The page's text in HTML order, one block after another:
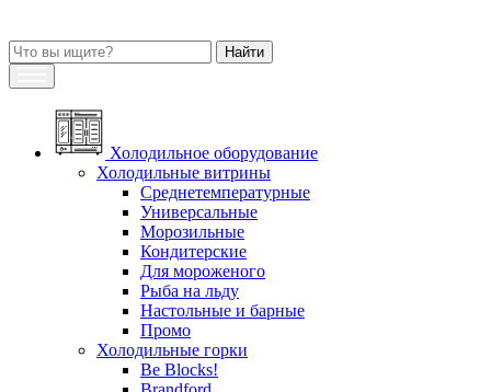
Холодильное оборудование
Холодильные витрины
Среднетемпературные
Универсальные
Морозильные
Кондитерские
Для мороженого
Рыба на льду
Настольные и барные
Промо
Холодильные горки
Be Blocks!